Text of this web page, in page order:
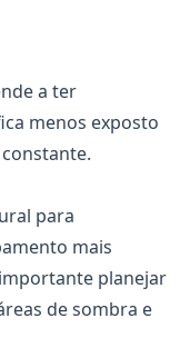
a ter
menos exposto
para
mais
planejar
de sombra e